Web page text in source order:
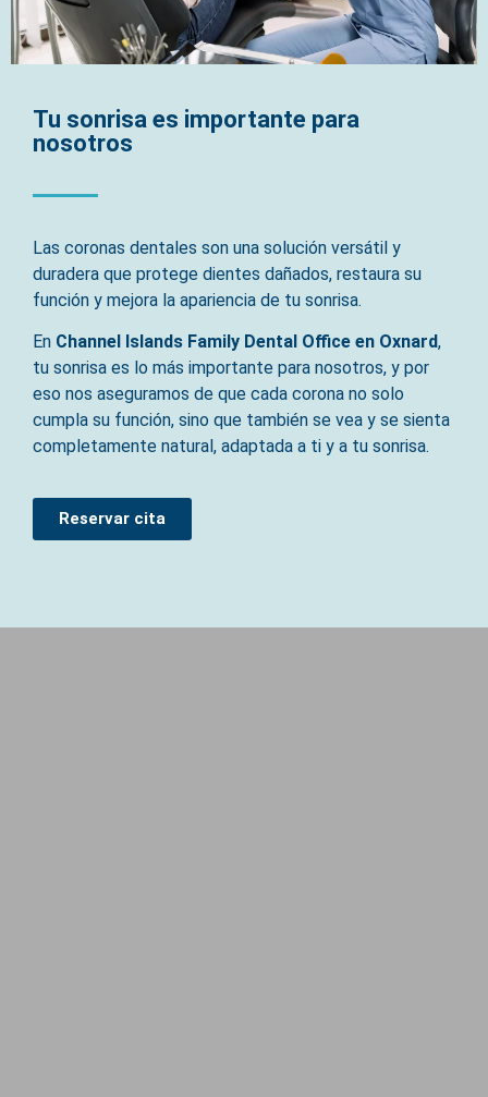
Tu sonrisa es importante para
nosotros
Las coronas dentales son una solución versátil y
duradera que protege dientes dañados, restaura su
función y mejora la apariencia de tu sonrisa.
En Channel Islands Family Dental Office en Oxnard,
tu sonrisa es lo más importante para nosotros, y por
eso nos aseguramos de que cada corona no solo
cumpla su función, sino que también se vea y se sienta
completamente natural, adaptada a ti y a tu sonrisa.
Reservar cita